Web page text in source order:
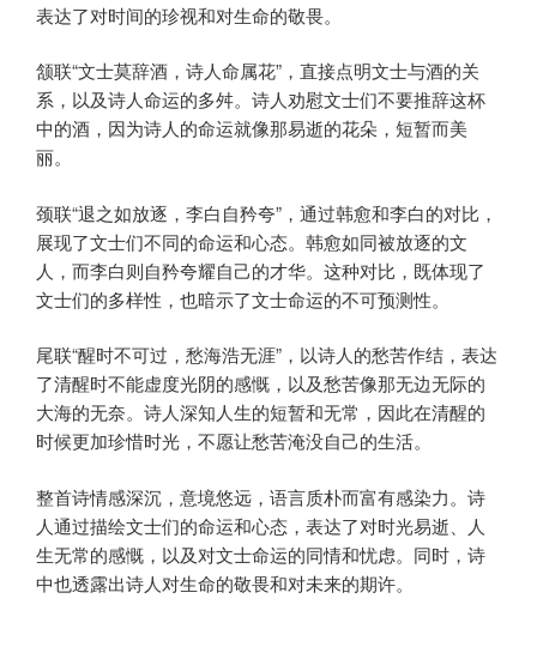
表达了对时间的珍视和对生命的敬畏。
颔联“文士莫辞酒，诗人命属花”，直接点明文士与酒的关
系，以及诗人命运的多舛。诗人劝慰文士们不要推辞这杯
中的酒，因为诗人的命运就像那易逝的花朵，短暂而美
丽。
颈联“退之如放逐，李白自矜夸”，通过韩愈和李白的对比，
展现了文士们不同的命运和心态。韩愈如同被放逐的文
人，而李白则自矜夸耀自己的才华。这种对比，既体现了
文士们的多样性，也暗示了文士命运的不可预测性。
尾联“醒时不可过，愁海浩无涯”，以诗人的愁苦作结，表达
了清醒时不能虚度光阴的感慨，以及愁苦像那无边无际的
大海的无奈。诗人深知人生的短暂和无常，因此在清醒的
时候更加珍惜时光，不愿让愁苦淹没自己的生活。
整首诗情感深沉，意境悠远，语言质朴而富有感染力。诗
人通过描绘文士们的命运和心态，表达了对时光易逝、人
生无常的感慨，以及对文士命运的同情和忧虑。同时，诗
中也透露出诗人对生命的敬畏和对未来的期许。